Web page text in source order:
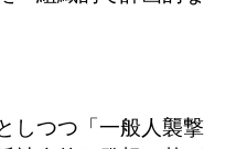
しつつ「一般人襲撃